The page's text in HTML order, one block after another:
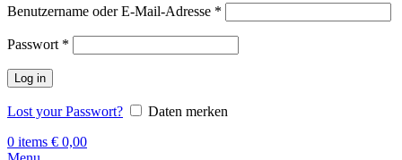
Benutzername oder E-Mail-Adresse *
Passwort *
Log in
Lost your Passwort?
Daten merken
0 items € 0,00